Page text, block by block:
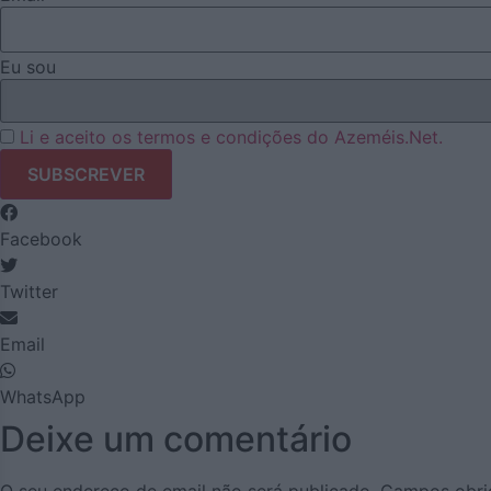
Eu sou
Li e aceito os termos e condições do Azeméis.Net.
Facebook
Twitter
Email
WhatsApp
Deixe um comentário